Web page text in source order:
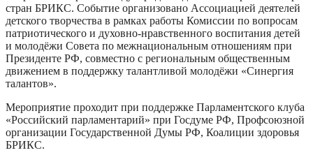
стран БРИКС. Событие организовано Ассоциацией деятелей
детского творчества в рамках работы Комиссии по вопросам
патриотического и духовно-нравственного воспитания детей
и молодёжи Совета по межнациональным отношениям при
Президенте РФ, совместно с региональным общественным
движением в поддержку талантливой молодёжи «Синергия
талантов».
Мероприятие проходит при поддержке Парламентского клуба
«Российский парламентарий» при Госдуме РФ, Профсоюзной
организации Государственной Думы РФ, Коалиции здоровья
БРИКС.